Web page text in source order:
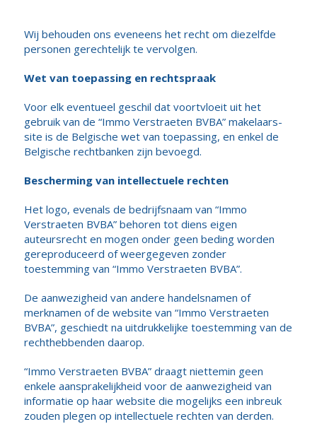
Wij behouden ons eveneens het recht om diezelfde
personen gerechtelijk te vervolgen.
Wet van toepassing en rechtspraak
Voor elk eventueel geschil dat voortvloeit uit het
gebruik van de “Immo Verstraeten BVBA” makelaars-
site is de Belgische wet van toepassing, en enkel de
Belgische rechtbanken zijn bevoegd.
Bescherming van intellectuele rechten
Het logo, evenals de bedrijfsnaam van “Immo
Verstraeten BVBA” behoren tot diens eigen
auteursrecht en mogen onder geen beding worden
gereproduceerd of weergegeven zonder
toestemming van “Immo Verstraeten BVBA”.
De aanwezigheid van andere handelsnamen of
merknamen of de website van “Immo Verstraeten
BVBA”, geschiedt na uitdrukkelijke toestemming van de
rechthebbenden daarop.
“Immo Verstraeten BVBA” draagt niettemin geen
enkele aansprakelijkheid voor de aanwezigheid van
informatie op haar website die mogelijks een inbreuk
zouden plegen op intellectuele rechten van derden.